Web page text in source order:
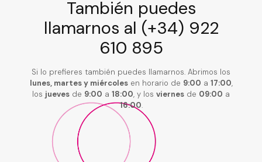
También puedes
llamarnos al (+34) 922
610 895
Si lo prefieres también puedes llamarnos. Abrimos los
lunes, martes y miércolesen horario de 9:00 a 17:00,
los jueves de 9:00 a 18:00, y los viernes de 09:00 a
16:00.